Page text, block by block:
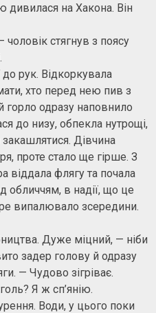
дивилася на Хакона. Він
стягнув з поясу
рук. Відкоркувала
хто перед нею пив з
горло одразу наповнило
до низу, обпекла нутрощі,
Дівчина
проте стало ще гірше. З
віддала флягу та почала
обличчям, в надії, що це
випалювало зсередини.
Дуже міцний, — ніби
задер голову й одразу
— Чудово зігріває.
Я ж сп’янію.
Води, у цього поки